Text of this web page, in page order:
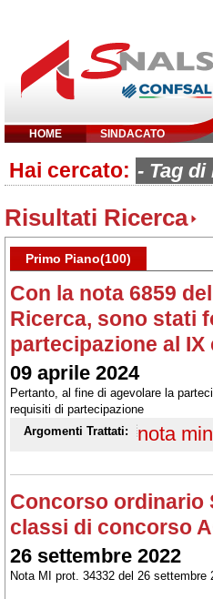
HOME SINDACATO
Inserisci
Hai cercato: - Tag
Risultati Ricerca
Primo Piano(100)
Con la nota 6859
Ricerca, sono stati
partecipazione al IX
09 aprile 2024
Pertanto, al fine di agevolare la
requisiti di partecipazione
Argomenti Trattati:
nota
Concorso ordinario
classi di concorso
26 settembre 2022
Nota MI prot. 34332 del 26 settembre